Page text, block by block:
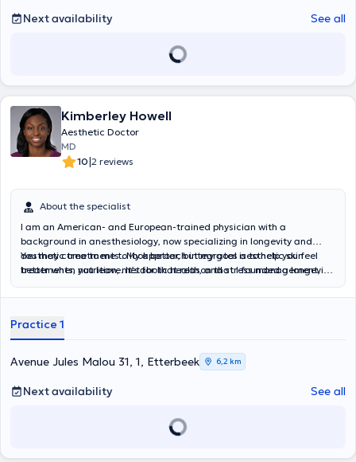
Next availability See all
Kimberley Howell
Aesthetic Doctor
MD
10|2 reviews
About the specialist
I am an American- and European-trained physician with a
background in anesthesiology, now specializing in longevity and
aesthetic treatments . My approach integrates aesthetic skin
treatments, nutrition, metabolic health, and stress management,
You may come to me to look better, but my goal is to help you feel
better when you leave. It’s for that reason that I founded a longevity
helps you look and feel better.
Practice 1
Avenue Jules Malou 31, 1, Etterbeek 6,2 km
Next availability See all